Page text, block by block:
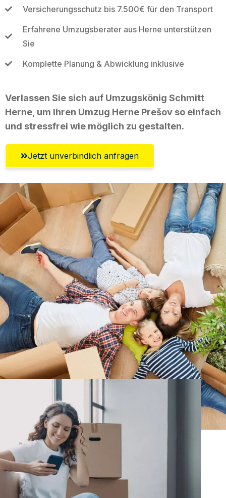
Versicherungsschutz bis 7.500€ für den Transport
Erfahrene Umzugsberater aus Herne unterstützen
Sie
Komplette Planung & Abwicklung inklusive
Verlassen Sie sich auf Umzugskönig Schmitt
Herne, um Ihren Umzug Herne Prešov so einfach
und stressfrei wie möglich zu gestalten.
Jetzt unverbindlich anfragen